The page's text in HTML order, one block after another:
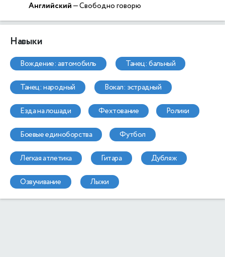
Английский— Свободно говорю
Навыки
вождение: автомобиль танец: бальный
танец: народный вокал: эстрадный
езда на лошади фехтование ролики
боевые единоборства футбол
легкая атлетика гитара дубляж
озвучивание лыжи